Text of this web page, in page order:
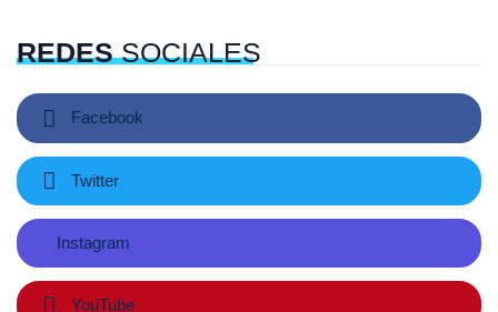
REDESSOCIALES
Facebook
Twitter
Instagram
YouTube